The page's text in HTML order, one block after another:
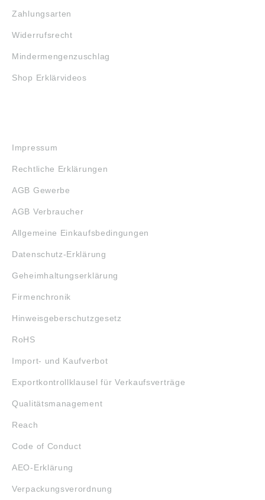
Zahlungsarten
Widerrufsrecht
Mindermengenzuschlag
Shop Erklärvideos
Impressum
Rechtliche Erklärungen
AGB Gewerbe
AGB Verbraucher
Allgemeine Einkaufsbedingungen
Datenschutz-Erklärung
Geheimhaltungserklärung
Firmenchronik
Hinweisgeberschutzgesetz
RoHS
Import- und Kaufverbot
Exportkontrollklausel für Verkaufsverträge
Qualitätsmanagement
Reach
Code of Conduct
AEO-Erklärung
Verpackungsverordnung